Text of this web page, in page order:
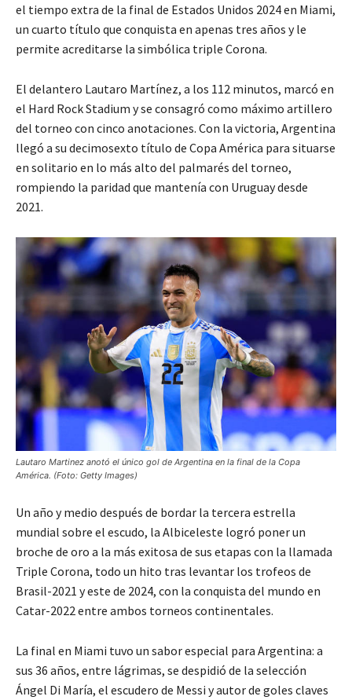
el tiempo extra de la final de Estados Unidos 2024 en Miami,
un cuarto título que conquista en apenas tres años y le
permite acreditarse la simbólica triple Corona.
El delantero Lautaro Martínez, a los 112 minutos, marcó en
el Hard Rock Stadium y se consagró como máximo artillero
del torneo con cinco anotaciones. Con la victoria, Argentina
llegó a su decimosexto título de Copa América para situarse
en solitario en lo más alto del palmarés del torneo,
rompiendo la paridad que mantenía con Uruguay desde
2021.
Lautaro Martinez anotó el único gol de Argentina en la final de la Copa
América. (Foto: Getty Images)
Un año y medio después de bordar la tercera estrella
mundial sobre el escudo, la Albiceleste logró poner un
broche de oro a la más exitosa de sus etapas con la llamada
Triple Corona, todo un hito tras levantar los trofeos de
Brasil-2021 y este de 2024, con la conquista del mundo en
Catar-2022 entre ambos torneos continentales.
La final en Miami tuvo un sabor especial para Argentina: a
sus 36 años, entre lágrimas, se despidió de la selección
Ángel Di María, el escudero de Messi y autor de goles claves